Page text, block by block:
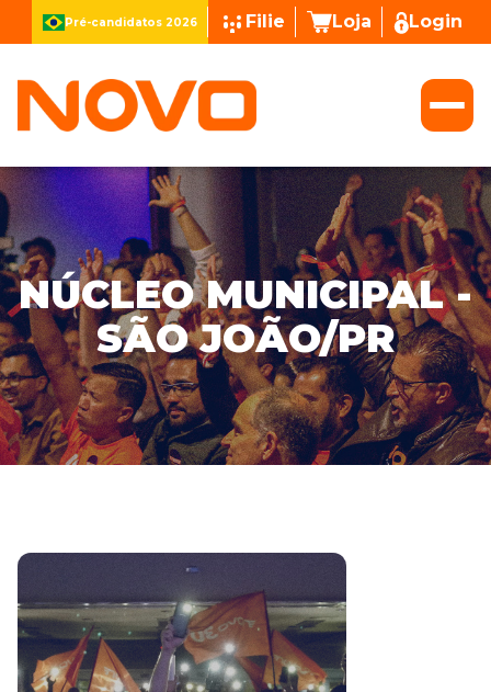
Pré-candidatos 2026 Filie Loja Login
NÚCLEO MUNICIPAL -
SÃO JOÃO/PR